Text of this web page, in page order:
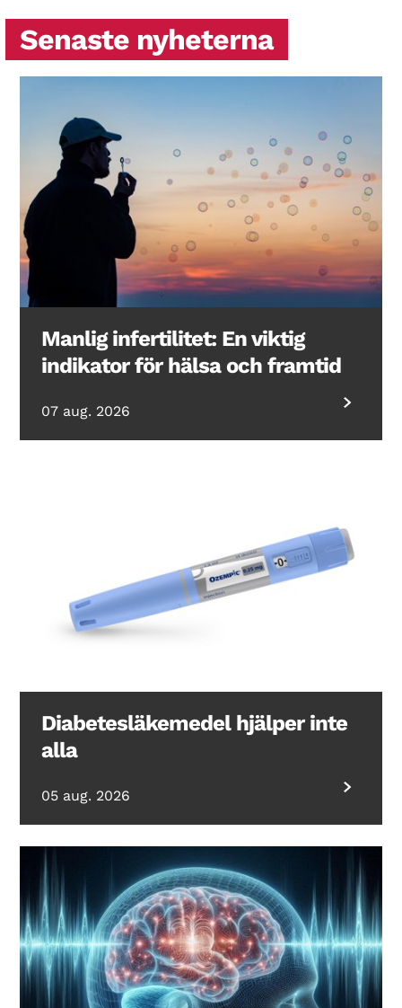
Senaste nyheterna
Manlig infertilitet: En viktig
indikator för hälsa och framtid
07 aug. 2026
Diabetesläkemedel hjälper inte
alla
05 aug. 2026